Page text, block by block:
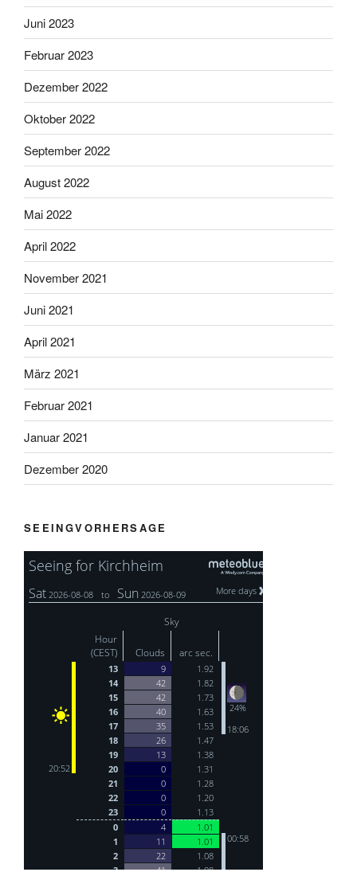
Juni 2023
Februar 2023
Dezember 2022
Oktober 2022
September 2022
August 2022
Mai 2022
April 2022
November 2021
Juni 2021
April 2021
März 2021
Februar 2021
Januar 2021
Dezember 2020
SEEINGVORHERSAGE